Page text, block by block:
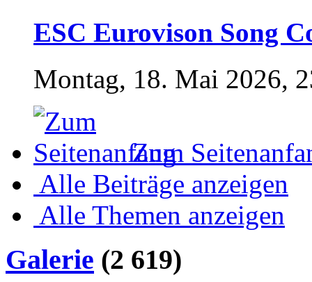
ESC Eurovison Song
Montag, 18. Mai 2026,
Zum
Alle Beiträge anzeigen
Alle Themen anzeigen
Galerie (2 619)